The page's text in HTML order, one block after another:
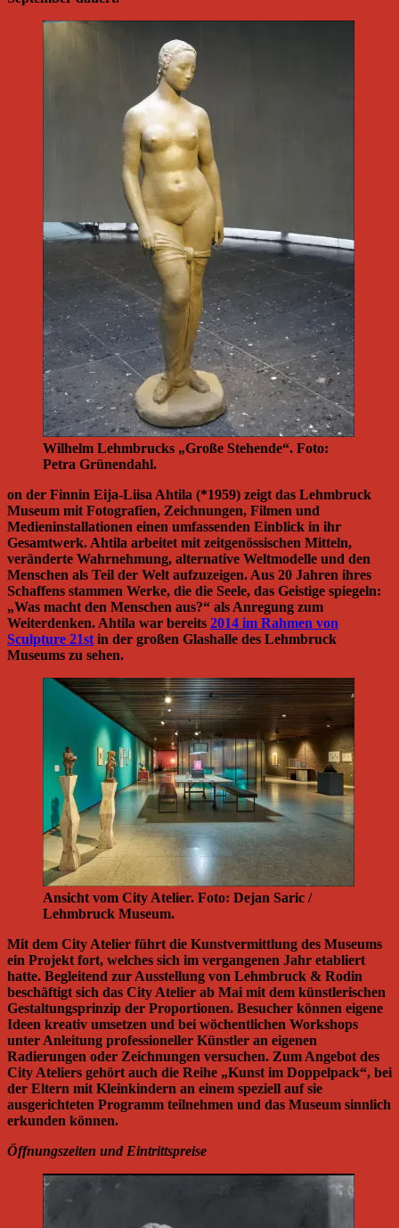
Wilhelm Lehmbrucks „Große Stehende“. Foto:
Petra Grünendahl.
on der Finnin Eija-Liisa Ahtila (*1959) zeigt das Lehmbruck
Museum mit Fotografien, Zeichnungen, Filmen und
Medieninstallationen einen umfassenden Einblick in ihr
Gesamtwerk. Ahtila arbeitet mit zeitgenössischen Mitteln,
veränderte Wahrnehmung, alternative Weltmodelle und den
Menschen als Teil der Welt aufzuzeigen. Aus 20 Jahren ihres
Schaffens stammen Werke, die die Seele, das Geistige spiegeln:
„Was macht den Menschen aus?“ als Anregung zum
Weiterdenken. Ahtila war bereits 2014 im Rahmen von
Sculpture 21stin der großen Glashalle des Lehmbruck
Museums zu sehen.
Ansicht vom City Atelier. Foto: Dejan Saric /
Lehmbruck Museum.
Mit dem City Atelier führt die Kunstvermittlung des Museums
ein Projekt fort, welches sich im vergangenen Jahr etabliert
hatte. Begleitend zur Ausstellung von Lehmbruck & Rodin
beschäftigt sich das City Atelier ab Mai mit dem künstlerischen
Gestaltungsprinzip der Proportionen. Besucher können eigene
Ideen kreativ umsetzen und bei wöchentlichen Workshops
unter Anleitung professioneller Künstler an eigenen
Radierungen oder Zeichnungen versuchen. Zum Angebot des
City Ateliers gehört auch die Reihe „Kunst im Doppelpack“, bei
der Eltern mit Kleinkindern an einem speziell auf sie
ausgerichteten Programm teilnehmen und das Museum sinnlich
erkunden können.
Öffnungszeiten und Eintrittspreise